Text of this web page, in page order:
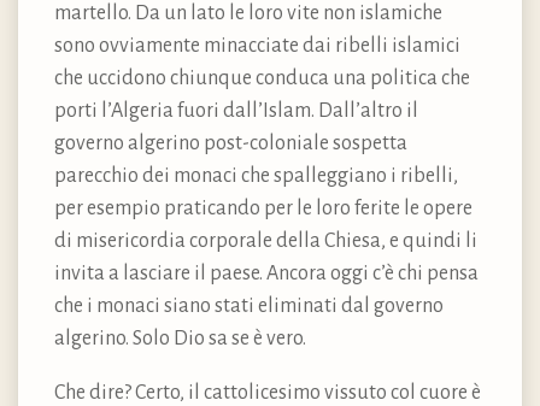
martello. Da un lato le loro vite non islamiche
sono ovviamente minacciate dai ribelli islamici
che uccidono chiunque conduca una politica che
porti l’Algeria fuori dall’Islam. Dall’altro il
governo algerino post-coloniale sospetta
parecchio dei monaci che spalleggiano i ribelli,
per esempio praticando per le loro ferite le opere
di misericordia corporale della Chiesa, e quindi li
invita a lasciare il paese. Ancora oggi c’è chi pensa
che i monaci siano stati eliminati dal governo
algerino. Solo Dio sa se è vero.
Che dire? Certo, il cattolicesimo vissuto col cuore è